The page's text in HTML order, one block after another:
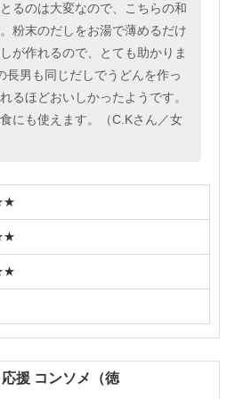
るのは大変なので、こちらの和
粉末のだしをお湯で薄めるだけ
が作れるので、とても助かりま
長男も同じだしでうどんを作っ
るほどおいしかったようです。
にも使えます。（C.Kさん／女
援 コンソメ（徳